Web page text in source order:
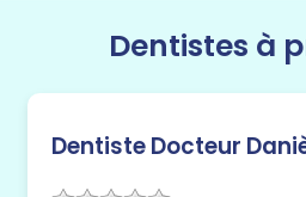
Dentistes à
Dentiste Docteur